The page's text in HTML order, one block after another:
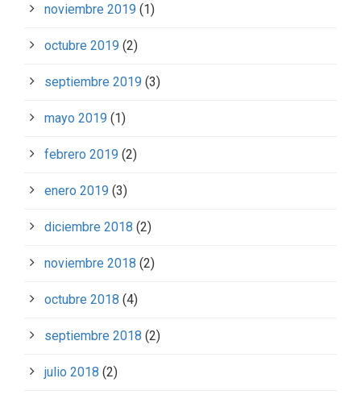
noviembre 2019 (1)
octubre 2019 (2)
septiembre 2019 (3)
mayo 2019 (1)
febrero 2019 (2)
enero 2019 (3)
diciembre 2018 (2)
noviembre 2018 (2)
octubre 2018 (4)
septiembre 2018 (2)
julio 2018 (2)